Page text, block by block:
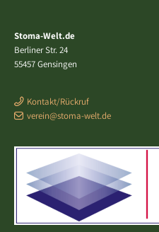
Stoma-Welt.de
Berliner Str. 24
55457 Gensingen
Kontakt/Rückruf
verein@stoma-welt.de